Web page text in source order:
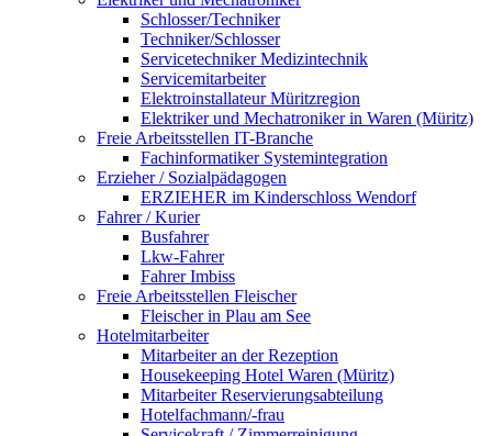
Schlosser/Techniker
Techniker/Schlosser
Servicetechniker Medizintechnik
Servicemitarbeiter
Elektroinstallateur Müritzregion
Elektriker und Mechatroniker in Waren (Müritz)
Freie Arbeitsstellen IT-Branche
Fachinformatiker Systemintegration
Erzieher / Sozialpädagogen
ERZIEHER im Kinderschloss Wendorf
Fahrer / Kurier
Busfahrer
Lkw-Fahrer
Fahrer Imbiss
Freie Arbeitsstellen Fleischer
Fleischer in Plau am See
Hotelmitarbeiter
Mitarbeiter an der Rezeption
Housekeeping Hotel Waren (Müritz)
Mitarbeiter Reservierungsabteilung
Hotelfachmann/-frau